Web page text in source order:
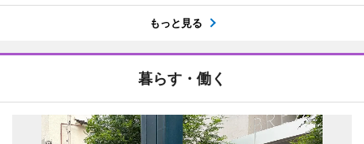
もっと見る
暮らす・働く